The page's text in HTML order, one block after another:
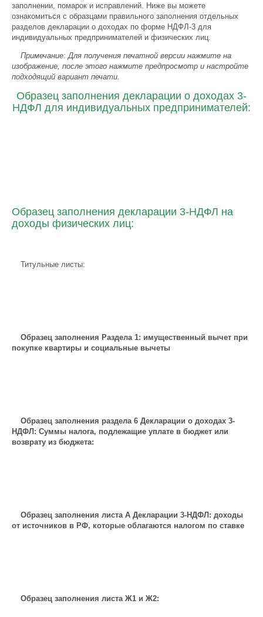
заполнении, помарок и исправлений. Ниже вы можете
ознакомиться с образцами правильного заполнения отдельных
разделов декларации о доходах по форме НДФЛ-3 для
индивидуальных предпринимателей и физических лиц.
Примечание: Для получения печатной версии нажмите на
изображение, после этого нажмите предпросмотр и настройте
подходящий вариант печати.
Образец заполнения декларации о доходах 3-
НДФЛ для индивидуальных предпринимателей:
Образец заполнения декларации 3-НДФЛ на
доходы физических лиц:
Титульные листы:
Образец заполнения Раздела 1: имущественный вычет при
покупке квартиры и социальные вычеты
Образец заполнения раздела 6 Декларации о доходах 3-
НДФЛ: Суммы налога, подлежащие уплате в бюджет или
возврату из бюджета:
Образец заполнения листа А Декларации 3-НДФЛ: доходы
от источников в РФ, которые облагаются налогом по ставке
Образец заполнения листа Ж1 и Ж2: